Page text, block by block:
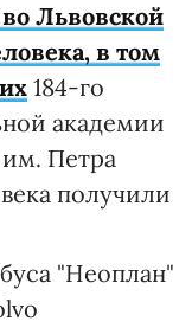
Львовской
в том
184-го
академии
Петра
получили
"Неоплан"